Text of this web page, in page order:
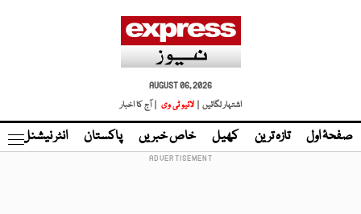
AUGUST 06, 2026
اشتہار لگائیں |
لائیو ٹی وی | آج کا اخبار
صفحۂ اول تازہ ترین کھیل خاص خبریں پاکستان انٹر نیشنل